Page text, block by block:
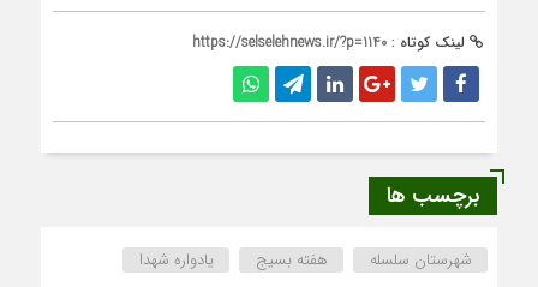
لینک کوتاه : https://selselehnews.ir/?p=1140
برچسب ها
شهرستان سلسله هفته بسیج یادواره شهدا